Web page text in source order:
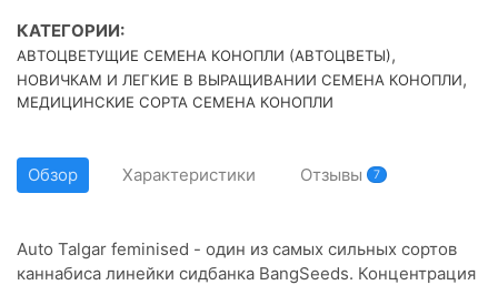
КАТЕГОРИИ:
АВТОЦВЕТУЩИЕ СЕМЕНА КОНОПЛИ (АВТОЦВЕТЫ),
НОВИЧКАМ И ЛЕГКИЕ В ВЫРАЩИВАНИИ СЕМЕНА КОНОПЛИ,
МЕДИЦИНСКИЕ СОРТА СЕМЕНА КОНОПЛИ
Обзор Характеристики Отзывы 7
Auto Talgar feminised - один из самых сильных сортов
каннабиса линейки сидбанка BangSeeds. Концентрация